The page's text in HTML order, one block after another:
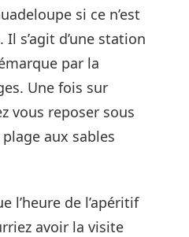
si ce n’est
s’agit d’une station
par la
Une fois sur
vous reposer sous
aux sables
l’heure de l’apéritif
avoir la visite